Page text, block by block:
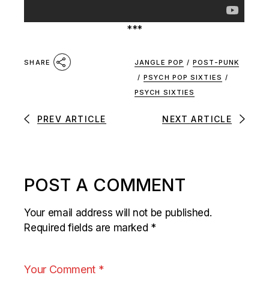
***
SHARE JANGLE POP / POST-PUNK
/ PSYCH POP SIXTIES /
PSYCH SIXTIES
PREV ARTICLE NEXT ARTICLE
POST A COMMENT
Your email address will not be published.
Required fields are marked *